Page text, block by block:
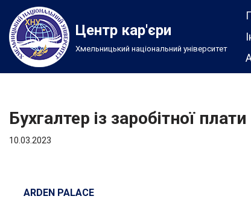
Перейти
до
вмісту
Центр кар'єри
Хмельницький національний університет
Бухгалтер із заробітної плати
10.03.2023
ARDEN PALACE